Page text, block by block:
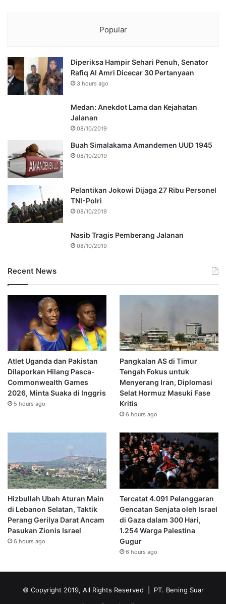
Popular
Diperiksa Hampir Sehari Penuh, Senator
Rafiq Al Amri Dicecar 30 Pertanyaan
3 hours ago
Medan: Anekdot Lama dan Kejahatan
Jalanan
08/10/2019
Buah Simalakama Amandemen UUD 1945
08/10/2019
Pelantikan Jokowi Dijaga 27 Ribu Personel
TNI-Polri
08/10/2019
Nasib Tragis Pemberang Jalanan
08/10/2019
Recent News
Atlet Uganda dan Pakistan
Dilaporkan Hilang Pasca-
Commonwealth Games
2026, Minta Suaka di Inggris
5 hours ago
Pangkalan AS di Timur
Tengah Fokus untuk
Menyerang Iran, Diplomasi
Selat Hormuz Masuki Fase
Kritis
6 hours ago
Hizbullah Ubah Aturan Main
di Lebanon Selatan, Taktik
Perang Gerilya Darat Ancam
Pasukan Zionis Israel
6 hours ago
Tercatat 4.091 Pelanggaran
Gencatan Senjata oleh Israel
di Gaza dalam 300 Hari,
1.254 Warga Palestina
Gugur
6 hours ago
© Copyright 2019, All Rights Reserved | PT. Bening Suar